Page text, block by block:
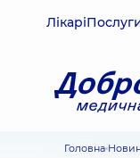
Лікарі
Головна